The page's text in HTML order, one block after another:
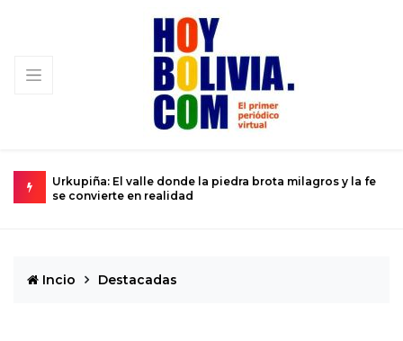
Urkupiña: El valle donde la piedra brota milagros y la fe
se convierte en realidad
Incio Destacadas